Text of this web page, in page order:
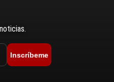
Inscríbeme